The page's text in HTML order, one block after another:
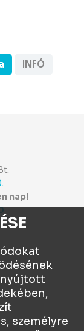
INFÓ
nap!
nyújtott
személyre